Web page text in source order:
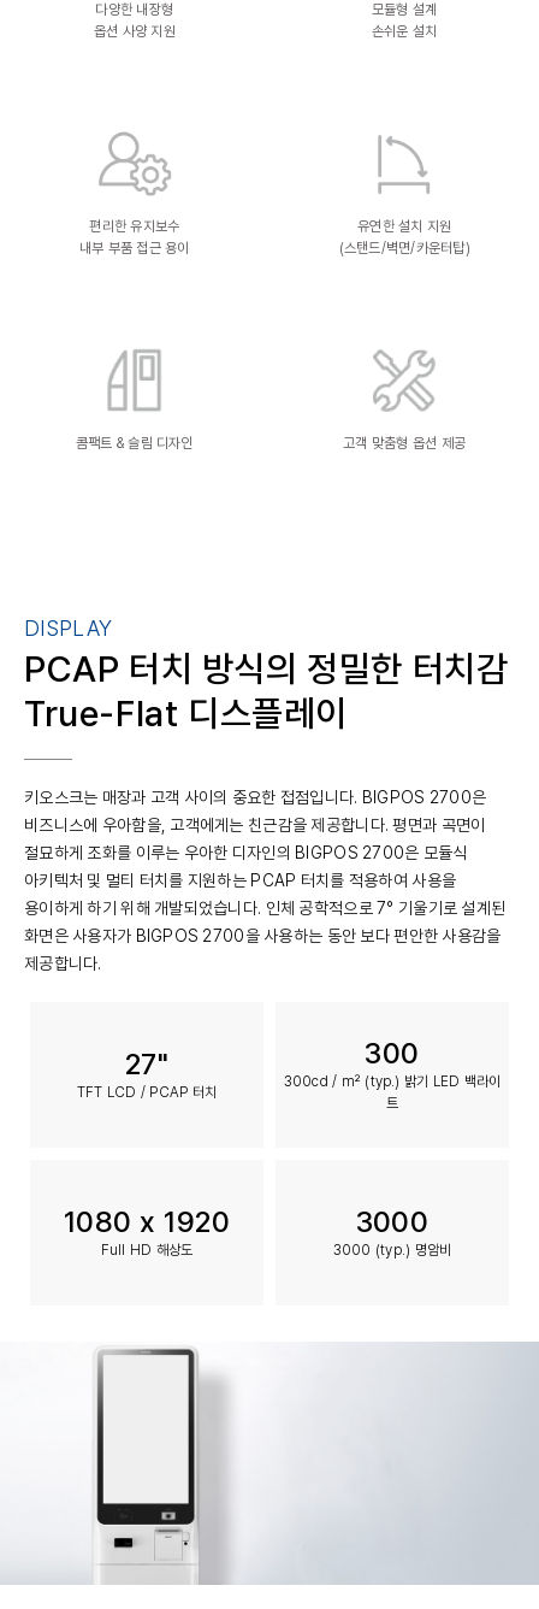
다양한 내장형
옵션 사양 지원
모듈형 설계
손쉬운 설치
편리한 유지보수
내부 부품 접근 용이
유연한 설치 지원
(스탠드/벽면/카운터탑)
콤팩트 & 슬림 디자인 고객 맞춤형 옵션 제공
DISPLAY
PCAP 터치 방식의 정밀한 터치감
True-Flat 디스플레이
키오스크는 매장과 고객 사이의 중요한 접점입니다. BIGPOS 2700은
비즈니스에 우아함을, 고객에게는 친근감을 제공합니다. 평면과 곡면이
절묘하게 조화를 이루는 우아한 디자인의 BIGPOS 2700은 모듈식
아키텍처 및 멀티 터치를 지원하는 PCAP 터치를 적용하여 사용을
용이하게 하기 위해 개발되었습니다. 인체 공학적으로 7° 기울기로 설계된
화면은 사용자가 BIGPOS 2700을 사용하는 동안 보다 편안한 사용감을
제공합니다.
27"
TFT LCD / PCAP 터치
300
300cd / m² (typ.) 밝기 LED 백라이
트
1080 x 1920
Full HD 해상도
3000
3000 (typ.) 명암비